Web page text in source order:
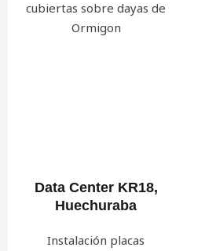
cubiertas sobre dayas de
Ormigon
Data Center KR18,
Huechuraba
Instalación placas